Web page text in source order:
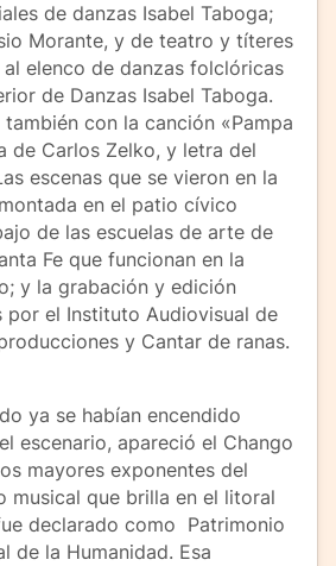
de danzas Isabel Taboga;
Morante, y de teatro y títeres
elenco de danzas folclóricas
de Danzas Isabel Taboga.
con la canción «Pampa
de Carlos Zelko, y letra del
escenas que se vieron en la
en el patio cívico
de las escuelas de arte de
Fe que funcionan en la
y la grabación y edición
por el Instituto Audiovisual de
y Cantar de ranas.
ya se habían encendido
escenario, apareció el Chango
mayores exponentes del
musical que brilla en el litoral
declarado como Patrimonio
de la Humanidad. Esa